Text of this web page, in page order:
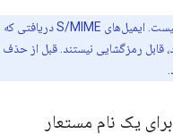
کلید حذف شده دیگر قابل مشاهده یا استفاده نیست. ایمیل‌های S/MIME دریافتی که
قابل رمزگشایی نیستند. قبل از حذف